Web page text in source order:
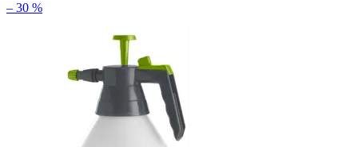
– 30 %